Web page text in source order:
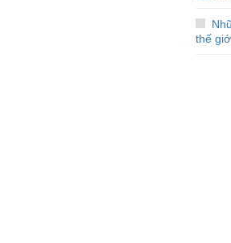
thế